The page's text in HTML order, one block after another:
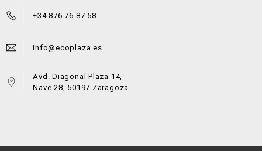
+34 876 76 87 58
info@ecoplaza.es
Avd. Diagonal Plaza 14,
Nave 28, 50197 Zaragoza